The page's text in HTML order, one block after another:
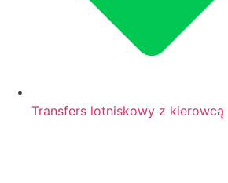
Transfers lotniskowy z kierowcą